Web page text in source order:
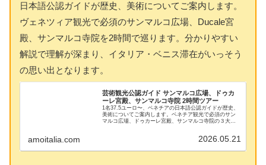
日本語公認ガイドが歴史、美術についてご案内します。
ヴェネツィア観光で必須のサンマルコ広場、Ducale宮
殿、サンマルコ寺院を2時間で巡ります。分かりやすい
解説で理解が深まり、イタリア・ベニス滞在がいっそう
の思い出となります。
芸術観光公認ガイド サンマルコ広場、ドゥカ
ーレ宮殿、サンマルコ寺院 2時間ツアー
1名37.5ユーロ〜、ベネチアの日本語公認ガイドが歴史、
美術についてご案内します。ベネチア観光で必須のサン
マルコ広場、ドゥカーレ宮殿、サンマルコ寺院の３大ス
ア・ベニス滞在が思い出深いものになりますよ。
amoitalia.com 2026.05.21